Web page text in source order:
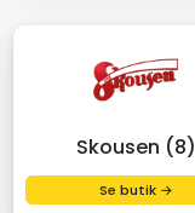
Skousen (8)
Se butik →